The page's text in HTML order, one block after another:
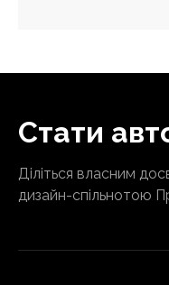
Стати
Діліться власним
дизайн-спільнотою